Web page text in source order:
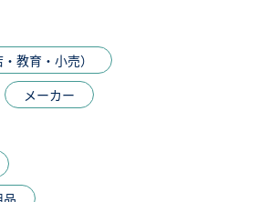
教育・小売）
メーカー